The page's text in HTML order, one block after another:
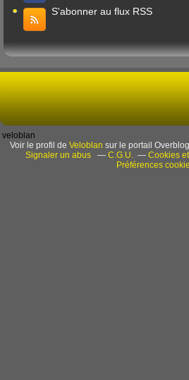
S'abonner au flux RSS
veloblan
Voir le profil deVeloblan sur le portail Overblog
Signaler un abus
C.G.U.
Cookies
Préférences